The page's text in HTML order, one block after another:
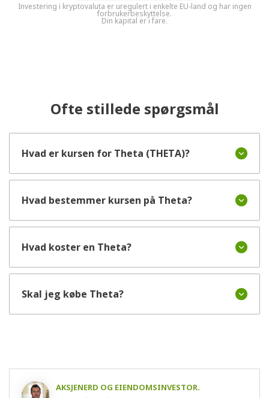
Investering i kryptovaluta er uregulert i enkelte EU-land og har ingen
forbrukerbeskyttelse.
Din kapital er i fare.
Ofte stillede spørgsmål
Hvad er kursen for Theta (THETA)?
Hvad bestemmer kursen på Theta?
Hvad koster en Theta?
Skal jeg købe Theta?
AKSJENERD OG EIENDOMSINVESTOR.